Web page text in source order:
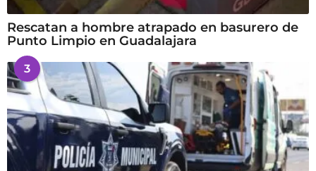
Rescatan a hombre atrapado en basurero de
Punto Limpio en Guadalajara
3